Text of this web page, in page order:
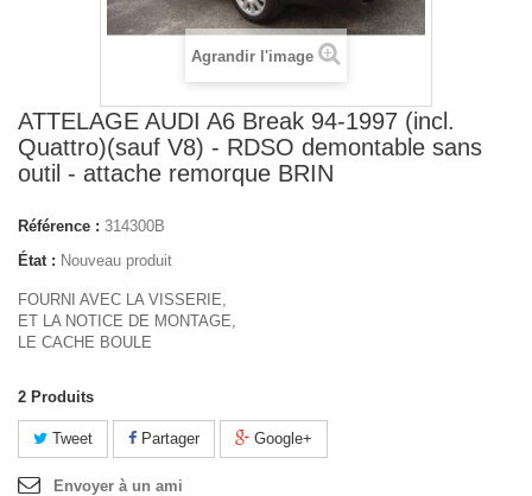
Agrandir l'image
ATTELAGE AUDI A6 Break 94-1997 (incl.
Quattro)(sauf V8) - RDSO demontable sans
outil - attache remorque BRIN
Référence : 314300B
État : Nouveau produit
FOURNI AVEC LA VISSERIE,
ET LA NOTICE DE MONTAGE,
LE CACHE BOULE
2 Produits
Tweet Partager Google+
Envoyer à un ami